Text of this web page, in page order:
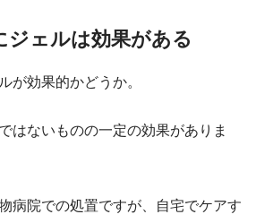
ジェルは効果がある
が効果的かどうか。
はないものの一定の効果がありま
病院での処置ですが、自宅でケアす